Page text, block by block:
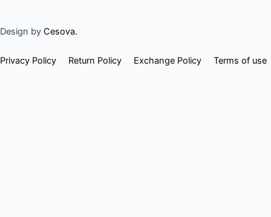
Design by Cesova.
Privacy Policy Return Policy Exchange Policy Terms of use